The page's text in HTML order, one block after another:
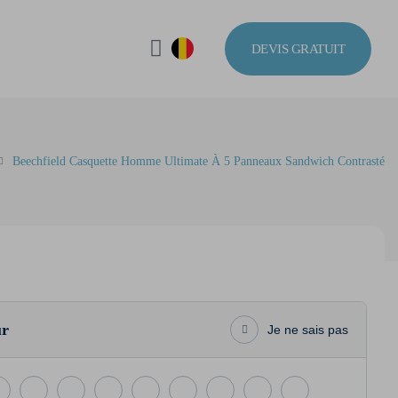
DEVIS GRATUIT
Beechfield Casquette Homme Ultimate À 5 Panneaux Sandwich Contrasté
Je ne sais pas